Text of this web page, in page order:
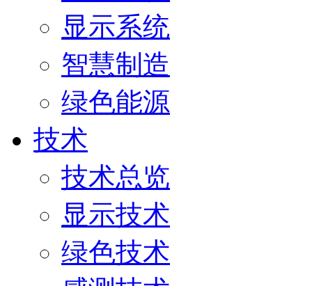
显示系统
智慧制造
绿色能源
技术
技术总览
显示技术
绿色技术